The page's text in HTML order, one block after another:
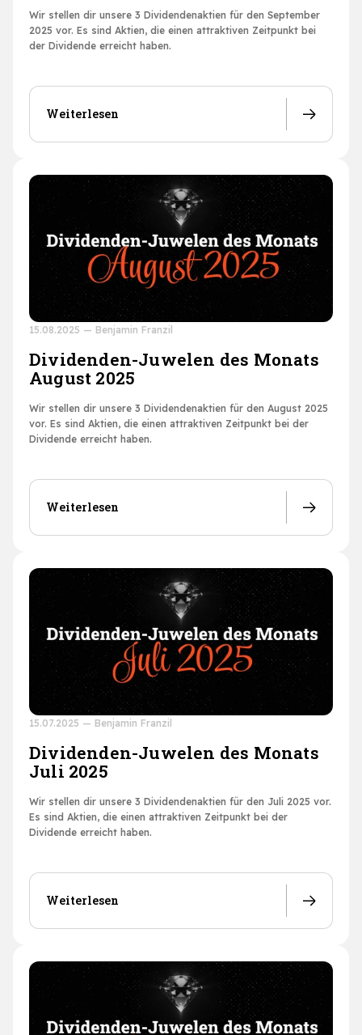
Wir stellen dir unsere 3 Dividendenaktien für den September
2025 vor. Es sind Aktien, die einen attraktiven Zeitpunkt bei
der Dividende erreicht haben.
Weiterlesen
15.08.2025 — Benjamin Franzil
Dividenden-Juwelen des Monats
August 2025
Wir stellen dir unsere 3 Dividendenaktien für den August 2025
vor. Es sind Aktien, die einen attraktiven Zeitpunkt bei der
Dividende erreicht haben.
Weiterlesen
15.07.2025 — Benjamin Franzil
Dividenden-Juwelen des Monats
Juli 2025
Wir stellen dir unsere 3 Dividendenaktien für den Juli 2025 vor.
Es sind Aktien, die einen attraktiven Zeitpunkt bei der
Dividende erreicht haben.
Weiterlesen